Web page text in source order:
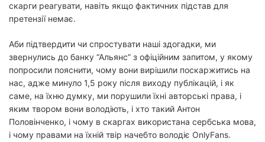
скарги реагувати, навіть якщо фактичних підстав для
претензії немає.
Аби підтвердити чи спростувати наші здогадки, ми
звернулись до банку “Альянс” з офіційним запитом, у якому
попросили пояснити, чому вони вирішили поскаржитись на
нас, адже минуло 1,5 року після виходу публікацій, і як
саме, на їхню думку, ми порушили їхні авторські права, і
яким твором вони володіють, і хто такий Антон
Половінченко, і чому в скаргах використана сербська мова,
і чому правами на їхній твір начебто володіє OnlyFans.